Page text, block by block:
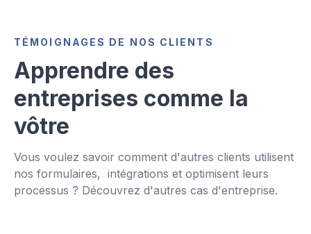
TÉMOIGNAGES DE NOS CLIENTS
Apprendre des
entreprises comme la
vôtre
Vous voulez savoir comment d'autres clients utilisent
nos formulaires, intégrations et optimisent leurs
processus ? Découvrez d'autres cas d'entreprise.